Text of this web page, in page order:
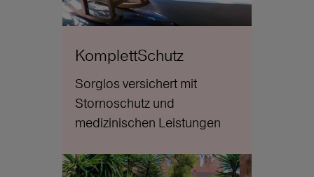
KomplettSchutz
Sorglos versichert mit
Stornoschutz und
medizinischen Leistungen